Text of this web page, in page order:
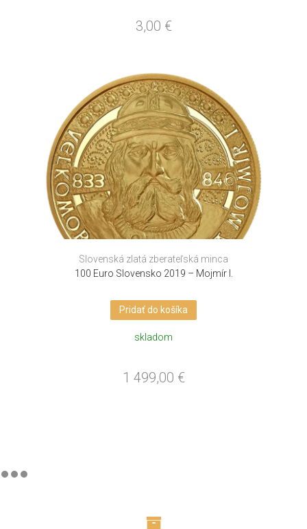
3,00 €
Slovenská zlatá zberateľská minca
100 Euro Slovensko 2019 – Mojmír I.
Pridať do košíka
skladom
1 499,00 €